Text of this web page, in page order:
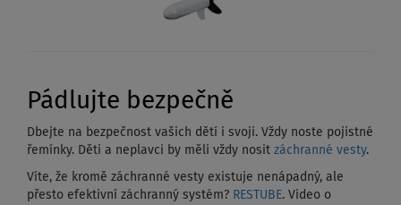
Pádlujte bezpečně
Dbejte na bezpečnost vašich dětí i svoji. Vždy noste pojistné
řemínky. Děti a neplavci by měli vždy nosit záchranné vesty.
Víte, že kromě záchranné vesty existuje nenápadný, ale
přesto efektivní záchranný systém? RESTUBE. Video o